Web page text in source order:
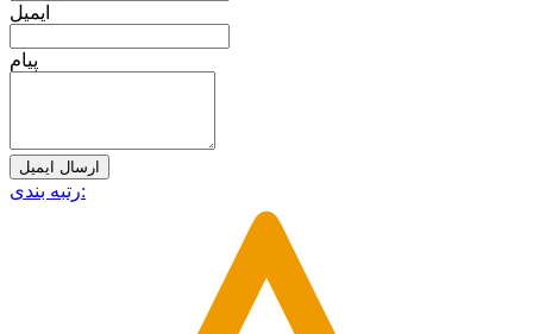
ایمیل
پیام
ارسال ایمیل
رتبه بندی: